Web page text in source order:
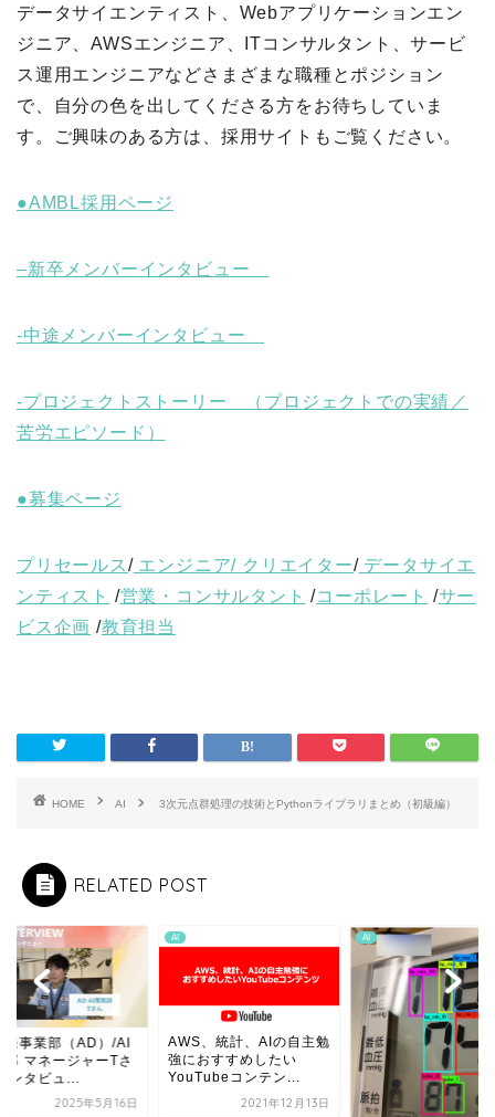
データサイエンティスト、Webアプリケーションエン
ジニア、AWSエンジニア、ITコンサルタント、サービ
ス運用エンジニアなどさまざまな職種とポジション
で、自分の色を出してくださる方をお待ちしていま
す。ご興味のある方は、採用サイトもご覧ください。
●AMBL採用ページ
–新卒メンバーインタビュー
-中途メンバーインタビュー
-プロジェクトストーリー （プロジェクトでの実績／
苦労エピソード）
●募集ページ
プリセールス /エンジニア/ クリエイター/データサイエ
ンティスト /営業・コンサルタント /コーポレート /サー
ビス企画 /教育担当
HOME AI 3次元点群処理の技術とPythonライブラリまとめ（初級編）
RELATED POST
発事業部（AD）/AI
部 マネージャーTさ
ンタビュ...
2025年5月16日
AI
AWS、統計、AIの自主勉
強におすすめしたい
YouTubeコンテン...
2021年12月13日
AI